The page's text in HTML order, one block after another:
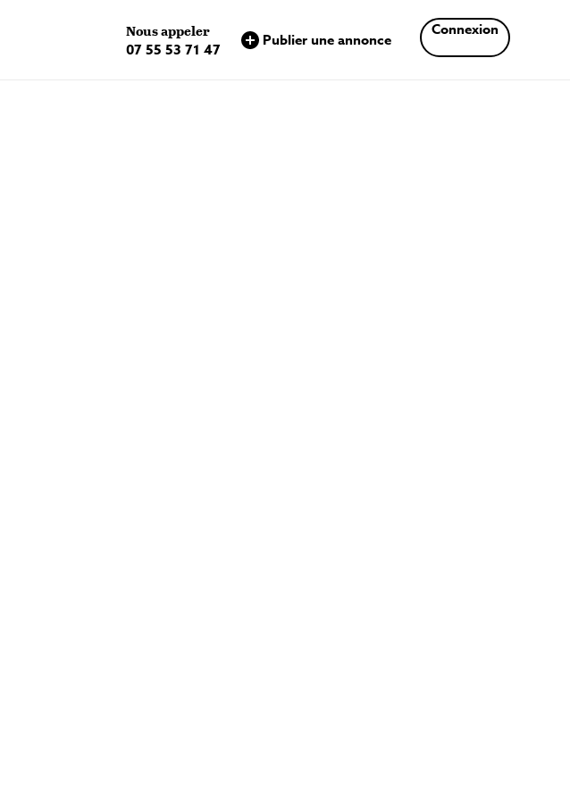
Nous appeler
07 55 53 71 47
Publier une annonce
Connexion